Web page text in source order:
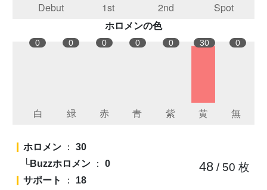
ホロメンの色
0 0 0 0 0 30 0
ホロメン ： 30
└Buzzホロメン ： 0
サポート
： 18
48/ 50 枚